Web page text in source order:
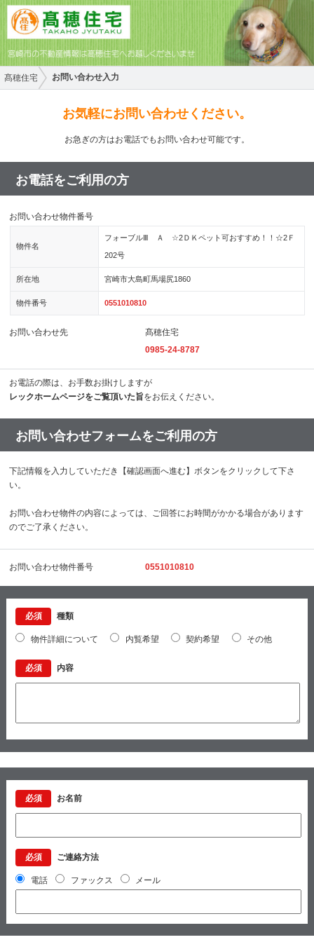
髙穂住宅 お問い合わせ入力
お気軽にお問い合わせください。
お急ぎの方はお電話でもお問い合わせ可能です。
お電話をご利用の方
お問い合わせ物件番号
物件名
フォーブルⅢ Ａ ☆2ＤＫペット可おすすめ！！☆2Ｆ
202号
所在地 宮崎市大島町馬場尻1860
物件番号 0551010810
お問い合わせ先
髙穂住宅
0985-24-8787
お電話の際は、お手数お掛けしますが
レックホームページをご覧頂いた旨をお伝えください。
お問い合わせフォームをご利用の方
下記情報を入力していただき【確認画面へ進む】ボタンをクリックして下さ
い。
お問い合わせ物件の内容によっては、ご回答にお時間がかかる場合があります
のでご了承ください。
お問い合わせ物件番号 0551010810
必須 種類
物件詳細について 内覧希望 契約希望 その他
必須 内容
必須 お名前
必須 ご連絡方法
電話 ファックス メール